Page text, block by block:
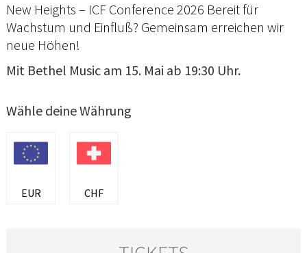
New Heights – ICF Conference 2026 Bereit für
Wachstum und Einfluß? Gemeinsam erreichen wir
neue Höhen!
Mit Bethel Music am 15. Mai ab 19:30 Uhr.
Wähle deine Währung
EUR CHF